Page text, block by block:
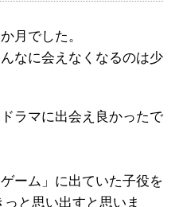
月でした。
なに会えなくなるのは少
ラマに出会え良かったで
ーム」に出ていた子役を
と思い出すと思いま